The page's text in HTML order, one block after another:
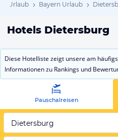
Urlaub Bayern Urlaub
Hotels Dietersburg
Diese Hotelliste zeigt unsere am
Informationen zu Rankings und
Pauschalreisen
Dietersburg